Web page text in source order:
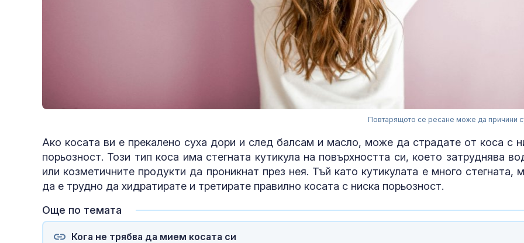
Повтарящото се ресане може да причини
Ако косата ви е прекалено суха дори и след балсам и масло, може да страдате от коса с
порьозност. Този тип коса има стегната кутикула на повърхността си, което затруднява
или козметичните продукти да проникнат през нея. Тъй като кутикулата е много стегната,
да е трудно да хидратирате и третирате правилно косата с ниска порьозност.
Още по темата
Кога не трябва да мием косата си